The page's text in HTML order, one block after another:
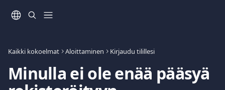
Kaikki kokoelmat Aloittaminen Kirjaudu tilillesi
Minulla ei ole enää pääsyä